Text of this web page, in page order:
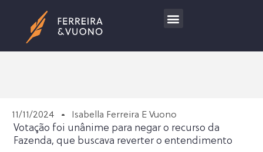
11/11/2024 Isabella Ferreira E Vuono
Votação foi unânime para negar o recurso da
Fazenda, que buscava reverter o entendimento